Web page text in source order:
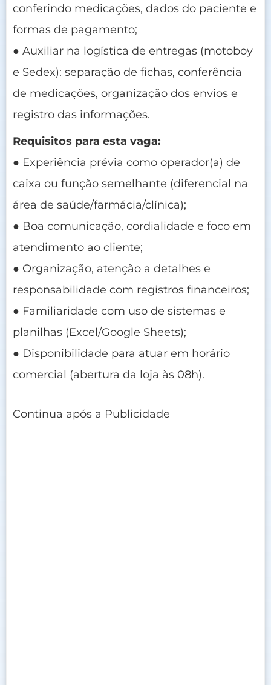
conferindo medicações, dados do paciente e
formas de pagamento;
● Auxiliar na logística de entregas (motoboy
e Sedex): separação de fichas, conferência
de medicações, organização dos envios e
registro das informações.
Requisitos para esta vaga:
● Experiência prévia como operador(a) de
caixa ou função semelhante (diferencial na
área de saúde/farmácia/clínica);
● Boa comunicação, cordialidade e foco em
atendimento ao cliente;
● Organização, atenção a detalhes e
responsabilidade com registros financeiros;
● Familiaridade com uso de sistemas e
planilhas (Excel/Google Sheets);
● Disponibilidade para atuar em horário
comercial (abertura da loja às 08h).
Continua após a Publicidade